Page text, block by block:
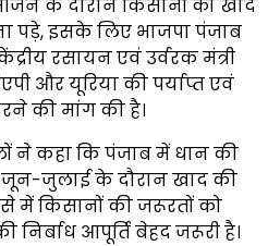
के दौरान किसानों को खाद
पड़े, इसके लिए भाजपा पंजाब
रसायन एवं उर्वरक मंत्री
और यूरिया की पर्याप्त एवं
की मांग की है।
ने कहा कि पंजाब में धान की
जून-जुलाई के दौरान खाद की
में किसानों की जरूरतों को
निर्बाध आपूर्ति बेहद जरूरी है।